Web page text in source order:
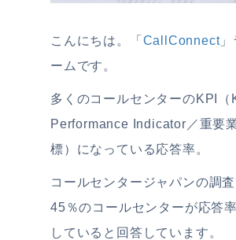
こんにちは。「 CallConnect」
ームです。
多くのコールセンターのKPI（
Performance Indicator／重要
標）になっている応答率。
コールセンタージャパンの調査
45％のコールセンターが応答
していると回答しています。